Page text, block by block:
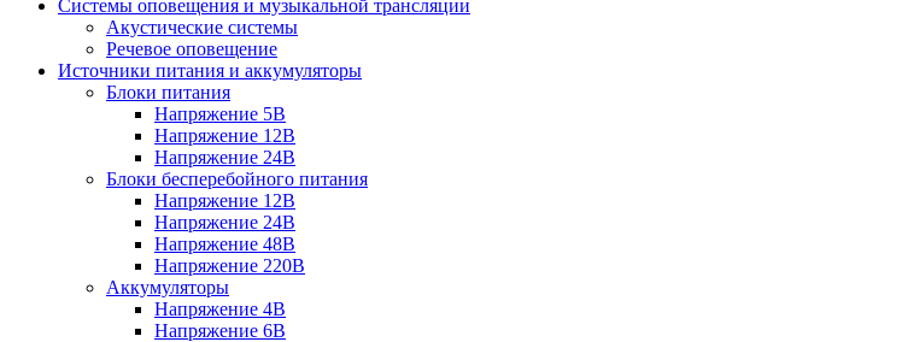
Системы оповещения и музыкальной трансляции
Акустические системы
Речевое оповещение
Источники питания и аккумуляторы
Блоки питания
Напряжение 5В
Напряжение 12В
Напряжение 24В
Блоки бесперебойного питания
Напряжение 12В
Напряжение 24В
Напряжение 48В
Напряжение 220В
Аккумуляторы
Напряжение 4В
Напряжение 6В